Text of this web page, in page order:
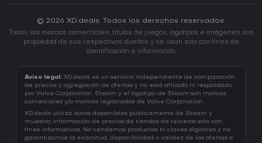
© 2026 XD.deals. Todos los derechos reservados.
Todas las marcas comerciales, títulos de juegos, logotipos e imágenes son
propiedad de sus respectivos dueños y se usan solo con fines de
identificación e información.
Aviso legal: XD.deals es un servicio independiente de comparación
de precios y agregación de ofertas y no está afiliado ni respaldado
por Valve Corporation. Steam y el logotipo de Steam son marcas
comerciales y/o marcas registradas de Valve Corporation.
XD.deals utiliza datos disponibles públicamente de Steam y
muestra información de precios de tiendas de terceros solo con
fines informativos. No vendemos productos ni claves digitales y no
garantizamos la exactitud, disponibilidad o validez de las ofertas o